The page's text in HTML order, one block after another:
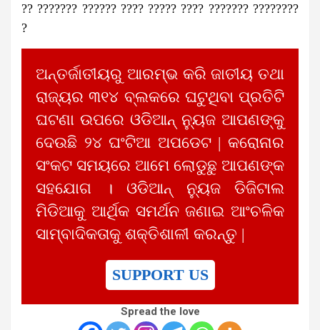
?? ??????? ?????? ???? ????? ???? ??????? ????????
?
ଅନ୍ତର୍ଜାତୀୟରୁ ଆରମ୍ଭ କରି ଜାତୀୟ ତଥା
ରାଜ୍ୟର ୩୧୪ ବ୍ଲକରେ ଘଟୁଥିବା ପ୍ରତିଟି
ଘଟଣା ଉପରେ ଓଡିଆନ୍ ନ୍ୟୁଜ ଆପଣଙ୍କୁ
ଦେଉଛି ୨୪ ଘଂଟିଆ ଅପଡେଟ | କରୋନାର
ସଂକଟ ସମୟରେ ଆମେ ଲୋଡୁଛୁ ଆପଣଙ୍କ
ସହଯୋଗ । ଓଡିଆନ୍ ନ୍ୟୁଜ ଡିଜିଟାଲ
ମିଡିଆକୁ ଆର୍ଥିକ ସମର୍ଥନ ଜଣାଇ ଆଂଚଳିକ
ସାମ୍ବାଦିକତାକୁ ଶକ୍ତିଶାଳୀ କରନ୍ତୁ |
SUPPORT US
Spread the love